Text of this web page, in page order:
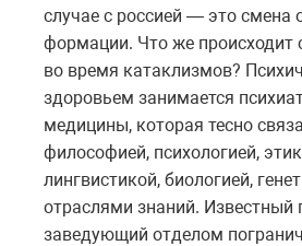
случае с россией — это смена
формации. Что же происходит
во время катаклизмов?
здоровьем занимается
медицины, которая тесно
философией, психологией,
лингвистикой, биологией,
отраслями знаний. Известный
заведующий отделом